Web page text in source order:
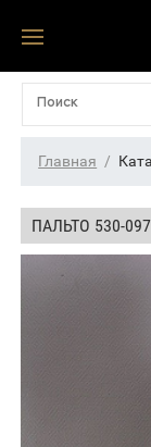
Главная
ПАЛЬТО 530-